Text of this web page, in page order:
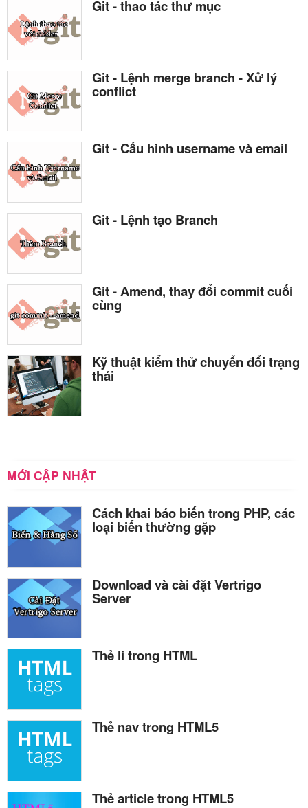
Git - thao tác thư mục
Git - Lệnh merge branch - Xử lý
conflict
Git - Cấu hình username và email
Git - Lệnh tạo Branch
Git - Amend, thay đổi commit cuối
cùng
Kỹ thuật kiểm thử chuyển đổi trạng
thái
MỚI CẬP NHẬT
Cách khai báo biến trong PHP, các
loại biến thường gặp
Download và cài đặt Vertrigo
Server
Thẻ li trong HTML
Thẻ nav trong HTML5
Thẻ article trong HTML5